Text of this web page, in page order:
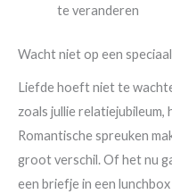
te veranderen
Wacht niet op een
Liefde hoeft niet te
zoals jullie relatiejubileum,
Romantische spreuken
groot verschil. Of het nu
een briefje in een